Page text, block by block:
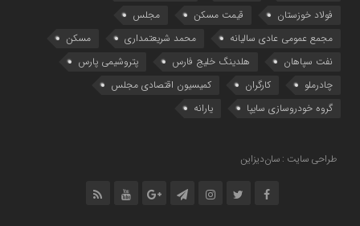
فولاد خوزستان
قیمت مسکن
مجلس
مجمع عمومی عادی سالیانه
محمد شریعتمداری
مسکن
نفت سپاهان
هلدینگ خلیج فارس
پتروشیمی پارس
چادرملو
کارگران
کمیسیون اقتصادی مجلس
گروه خودروسازی سایپا
یارانه
طراحی سایت : سان‌دیزاین